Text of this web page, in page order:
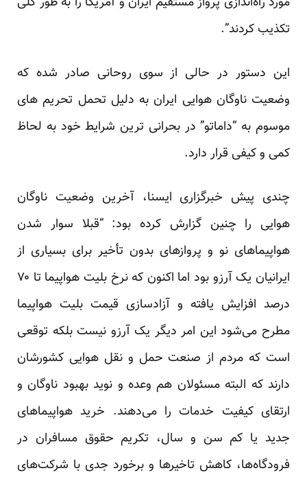
تکذیب کردند”.
این دستور در حالی از سوی روحانی صادر شده که
وضعیت ناوگان هوایی ایران به دلیل تحمل تحریم های
موسوم به “داماتو” در بحرانی ترین شرایط خود به لحاظ
کمی و کیفی قرار دارد.
چندی پیش خبرگزاری ایسنا، آخرین وضعیت ناوگان
هوایی را چنین گزارش کرده بود: “قبلا سوار شدن
هواپیماهای نو و پروازهای بدون تأخیر برای بسیاری از
ایرانیان یک آرزو بود اما اکنون که نرخ بلیت هواپیما تا ۷۰
درصد افزایش یافته و آزادسازی قیمت بلیت هواپیما
مطرح می‌شود این امر دیگر یک آرزو نیست بلکه توقعی
است که مردم از صنعت حمل و نقل هوایی کشورشان
دارند که البته مسئولان هم وعده‌ و نوید بهبود ناوگان و
ارتقای کیفیت خدمات را می‌دهند. خرید هواپیماهای
جدید یا کم سن و سال، تکریم حقوق مسافران در
فرودگاه‌ها، کاهش تاخیرها و برخورد جدی با شرکت‌های